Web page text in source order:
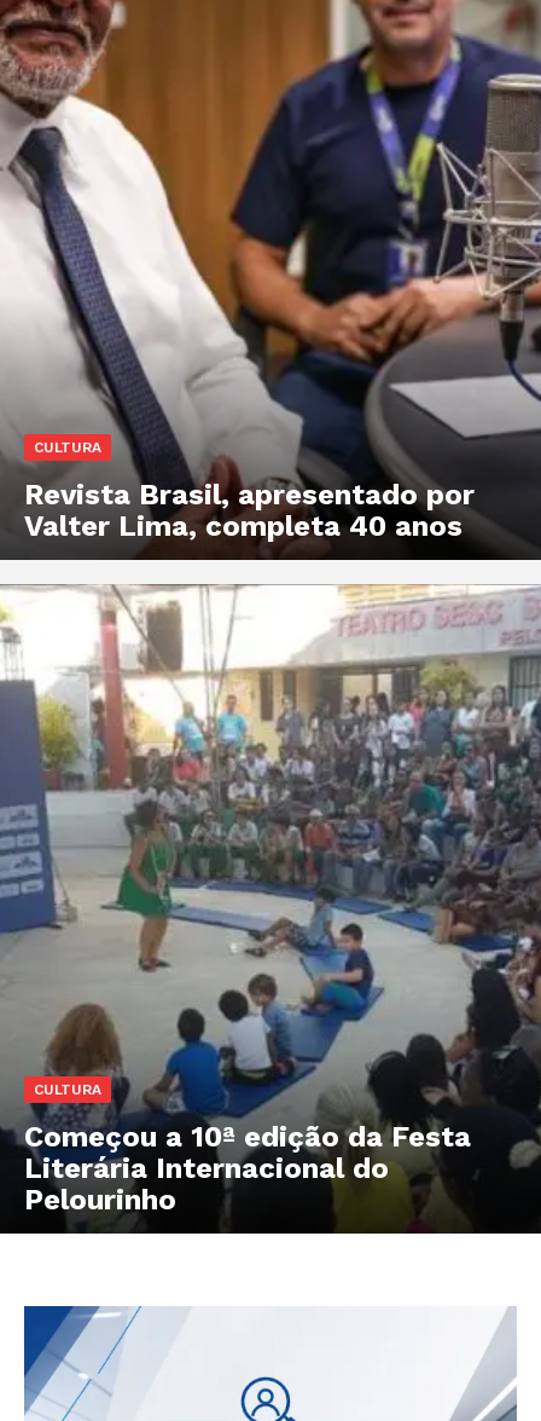
CULTURA
Revista Brasil, apresentado por
Valter Lima, completa 40 anos
CULTURA
Começou a 10ª edição da Festa
Literária Internacional do
Pelourinho